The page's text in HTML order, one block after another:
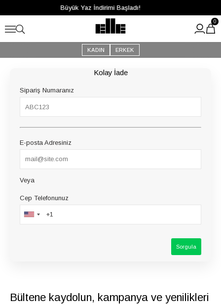
Büyük Yaz İndirimi Başladı!
KADIN ERKEK
0
Kolay İade
Sipariş Numaranız
E-posta Adresiniz
Veya
Cep Telefonunuz
Bültene kaydolun, kampanya ve yenilikleri